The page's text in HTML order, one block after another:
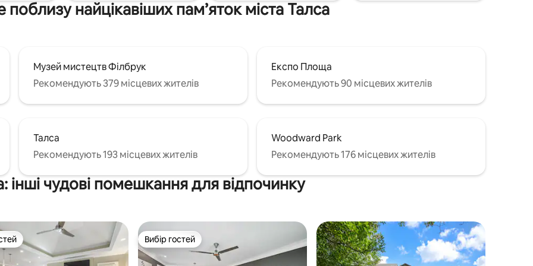
поблизу найцікавіших пам’яток міста Талса
Музей мистецтв Філбрук
Рекомендують 379 місцевих жителів
Експо Площа
Рекомендують 90 місцевих жителів
Талса
Рекомендують 193 місцевих жителів
Woodward Park
Рекомендують 176 місцевих жителів
інші чудові помешкання для відпочинку
Вибір гостей
Вибір гостей